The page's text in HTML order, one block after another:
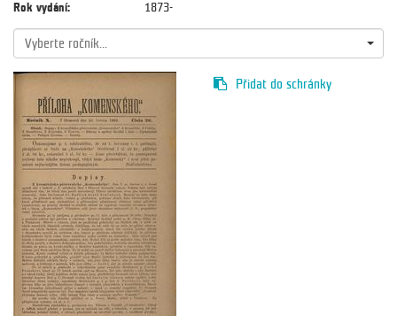
Rok vydání:
1873-
Vyberte ročník...
Přidat do schránky